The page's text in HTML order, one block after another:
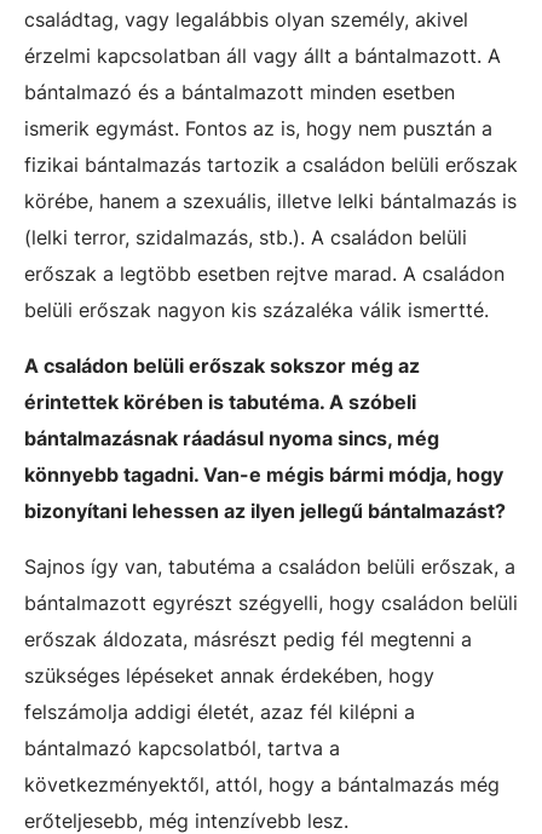
családtag, vagy legalábbis olyan személy, akivel
érzelmi kapcsolatban áll vagy állt a bántalmazott. A
bántalmazó és a bántalmazott minden esetben
ismerik egymást. Fontos az is, hogy nem pusztán a
fizikai bántalmazás tartozik a családon belüli erőszak
körébe, hanem a szexuális, illetve lelki bántalmazás is
(lelki terror, szidalmazás, stb.). A családon belüli
erőszak a legtöbb esetben rejtve marad. A családon
belüli erőszak nagyon kis százaléka válik ismertté.
A családon belüli erőszak sokszor még az
érintettek körében is tabutéma. A szóbeli
bántalmazásnak ráadásul nyoma sincs, még
könnyebb tagadni. Van-e mégis bármi módja, hogy
bizonyítani lehessen az ilyen jellegű bántalmazást?
Sajnos így van, tabutéma a családon belüli erőszak, a
bántalmazott egyrészt szégyelli, hogy családon belüli
erőszak áldozata, másrészt pedig fél megtenni a
szükséges lépéseket annak érdekében, hogy
felszámolja addigi életét, azaz fél kilépni a
bántalmazó kapcsolatból, tartva a
következményektől, attól, hogy a bántalmazás még
erőteljesebb, még intenzívebb lesz.